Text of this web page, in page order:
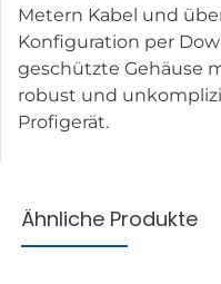
Metern Kabel und
Konfiguration per
geschützte Gehäuse
robust und
Profigerät.
Ähnliche Produkte